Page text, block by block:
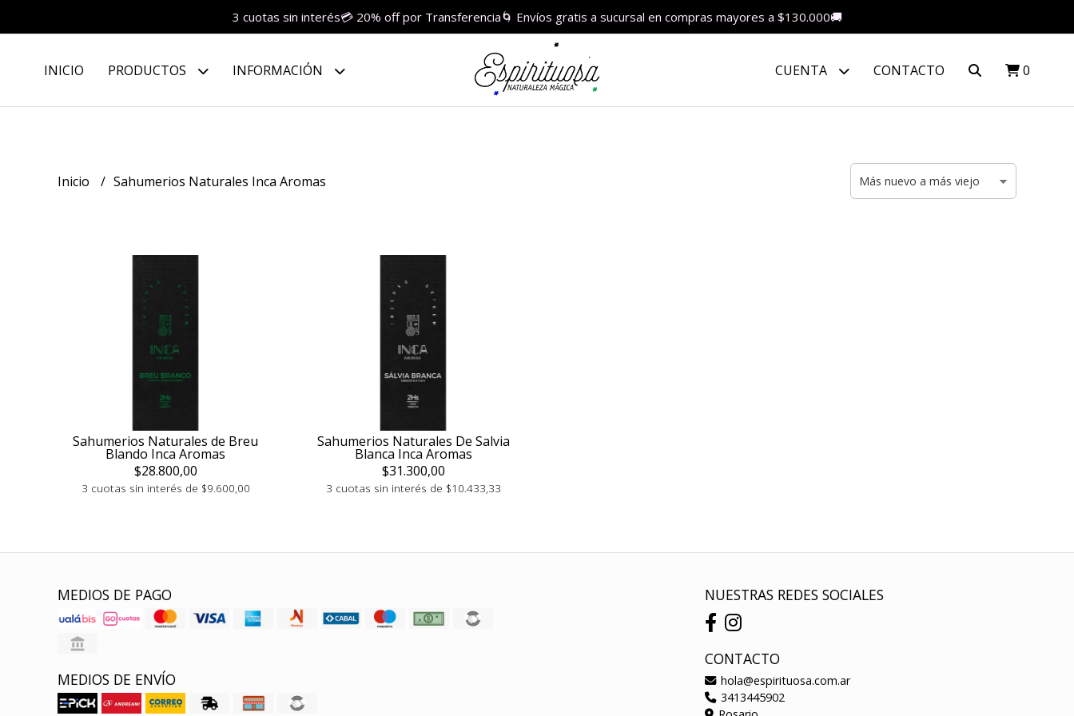
3 cuotas sin interés💳 20% off por Transferencia🌀 Envíos gratis a sucursal en compras mayores a $130.000🚚
INICIO PRODUCTOS INFORMACIÓN CUENTA CONTACTO 0
Inicio Sahumerios Naturales Inca Aromas
Sahumerios Naturales de Breu
Blando Inca Aromas
$28.800,00
3 cuotas sin interés de $9.600,00
Sahumerios Naturales De Salvia
Blanca Inca Aromas
$31.300,00
3 cuotas sin interés de $10.433,33
MEDIOS DE PAGO
MEDIOS DE ENVÍO
NUESTRAS REDES SOCIALES
CONTACTO
hola@espirituosa.com.ar
3413445902